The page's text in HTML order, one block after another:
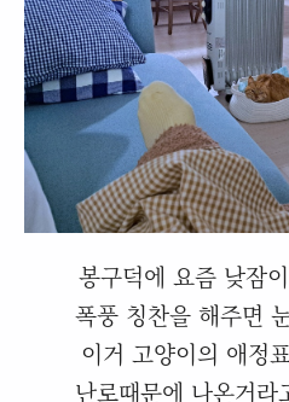
봉구덕에 요즘 낮잠
폭풍 칭찬을 해주면
이거 고양이의 애정
난로때문에 나온거라